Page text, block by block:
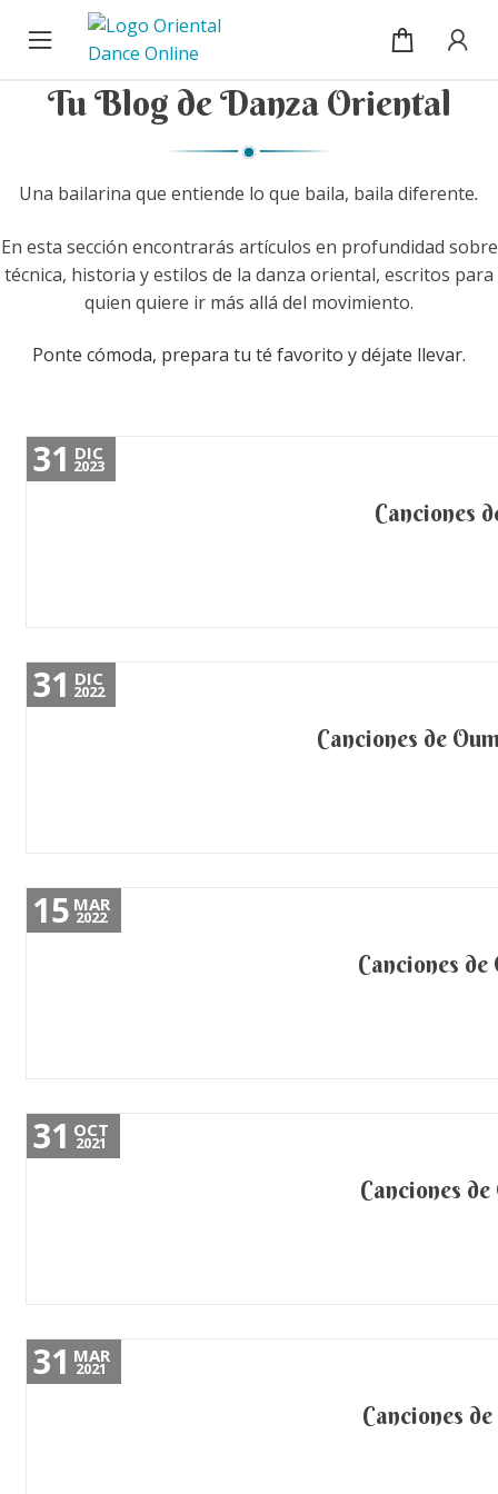
a
navegación
al
contenido
Blog
Sobre mí
Mi cuenta / Inicio de sesión
Tu Blog de Danza Oriental
Una bailarina que entiende lo que baila, baila diferente.
En esta sección encontrarás artículos en profundidad sobre
técnica, historia y estilos de la danza oriental, escritos para
quien quiere ir más allá del movimiento.
Ponte cómoda, prepara tu té favorito y déjate llevar.
31 DIC
2023
Canciones
31 DIC
2022
Canciones de
15 MAR
2022
Canciones
31 OCT
2021
Canciones
31 MAR
2021
Canciones